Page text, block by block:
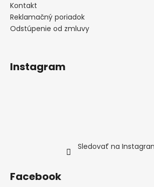
Kontakt
Reklamačný poriadok
Odstúpenie od zmluvy
Instagram
Sledovať na
Facebook